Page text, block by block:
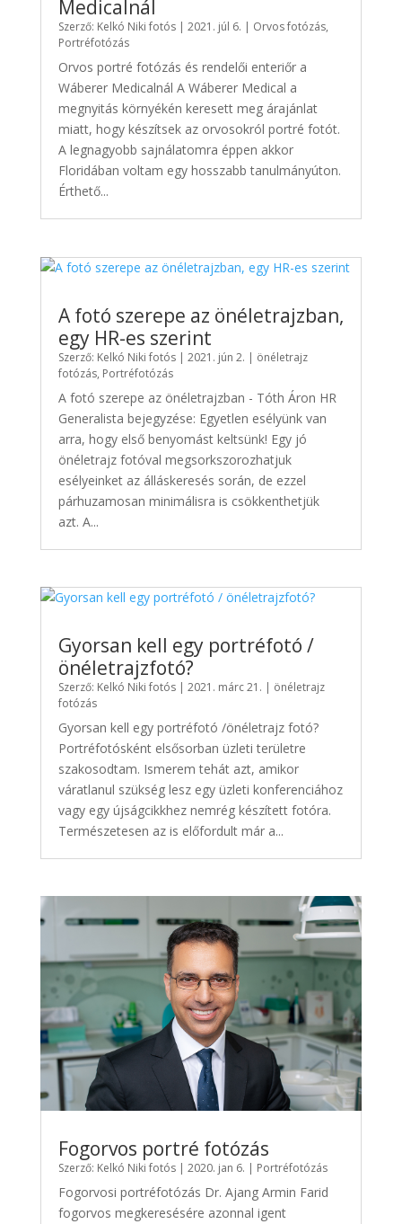
Medicalnál
Szerző: Kelkó Niki fotós| 2021. júl 6. Orvos fotózás,
Portréfotózás
Orvos portré fotózás és rendelői enteriőr a
Wáberer Medicalnál A Wáberer Medical a
megnyitás környékén keresett meg árajánlat
miatt, hogy készítsek az orvosokról portré fotót.
A legnagyobb sajnálatomra éppen akkor
Floridában voltam egy hosszabb tanulmányúton.
Érthető...
A fotó szerepe az önéletrajzban,
egy HR-es szerint
Szerző: Kelkó Niki fotós| 2021. jún 2. | önéletrajz
fotózás, Portréfotózás
A fotó szerepe az önéletrajzban - Tóth Áron HR
Generalista bejegyzése: Egyetlen esélyünk van
arra, hogy első benyomást keltsünk! Egy jó
önéletrajz fotóval megsorkszorozhatjuk
esélyeinket az álláskeresés során, de ezzel
párhuzamosan minimálisra is csökkenthetjük
azt. A...
Gyorsan kell egy portréfotó /
önéletrajzfotó?
Szerző: Kelkó Niki fotós| 2021. márc 21. | önéletrajz
fotózás
Gyorsan kell egy portréfotó /önéletrajz fotó?
Portréfotósként elsősorban üzleti területre
szakosodtam. Ismerem tehát azt, amikor
váratlanul szükség lesz egy üzleti konferenciához
vagy egy újságcikkhez nemrég készített fotóra.
Természetesen az is előfordult már a...
Fogorvos portré fotózás
Szerző: Kelkó Niki fotós| 2020. jan 6. | Portréfotózás
Fogorvosi portréfotózás Dr. Ajang Armin Farid
fogorvos megkeresésére azonnal igent